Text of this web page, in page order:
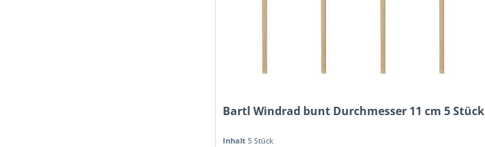
Bartl Windrad bunt Durchmesser 11 cm 5 Stück
Inhalt5 Stück